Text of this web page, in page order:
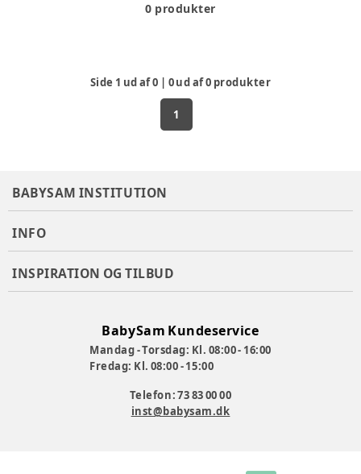
0 produkter
Side 1 ud af0 0ud af0 produkter
1
BABYSAM INSTITUTION
INFO
INSPIRATION OG TILBUD
BabySam Kundeservice
Mandag - Torsdag: Kl. 08:00 - 16:00
Fredag: Kl. 08:00 - 15:00
Telefon: 73 83 00 00
inst@babysam.dk